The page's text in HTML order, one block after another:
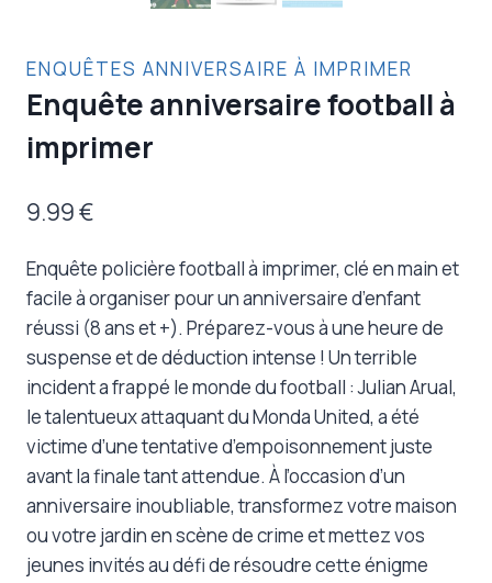
ENQUÊTES ANNIVERSAIRE À IMPRIMER
Enquête anniversaire football à
imprimer
9.99€
Enquête policière football à imprimer, clé en main et
facile à organiser pour un anniversaire d’enfant
réussi (8 ans et +). Préparez-vous à une heure de
suspense et de déduction intense ! Un terrible
incident a frappé le monde du football : Julian Arual,
le talentueux attaquant du Monda United, a été
victime d’une tentative d’empoisonnement juste
avant la finale tant attendue. À l’occasion d’un
anniversaire inoubliable, transformez votre maison
ou votre jardin en scène de crime et mettez vos
jeunes invités au défi de résoudre cette énigme